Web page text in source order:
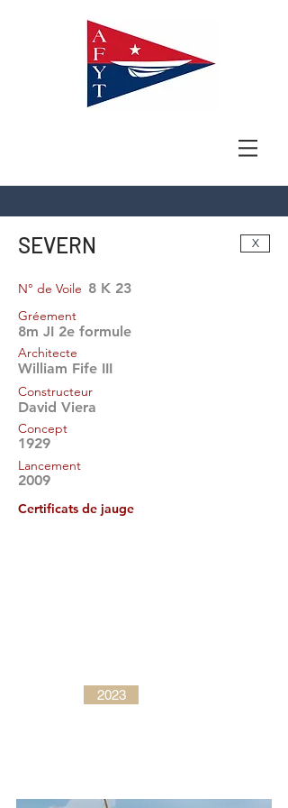
SEVERN X
8 K 23
N° de Voile
Gréement
8m JI 2e formule
Architecte
William Fife III
Constructeur
David Viera
Concept
1929
Lancement
2009
Certificats de jauge
2023